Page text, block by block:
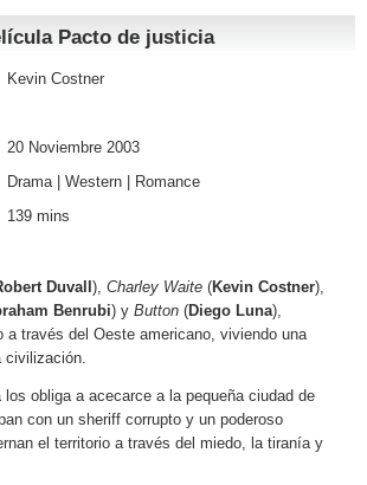
Crear cuenta
Pacto de justicia
Kevin Costner
20 Noviembre 2003
Drama| Western
Romance
139 mins
Duvall ), Charley Waite (Kevin Costner),
Benrubi) y Button (Diego Luna),
a través del Oeste americano, viviendo una
civilización.
los obliga a acecarce a la pequeña ciudad de
con un sheriff corrupto y un poderoso
el territorio a través del miedo, la tiranía y